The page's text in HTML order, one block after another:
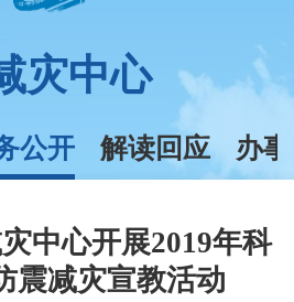
灾中心
公开 解读回应 办
中心开展2019年科
震减灾宣教活动